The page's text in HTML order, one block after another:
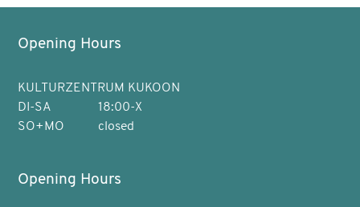
Opening Hours
KULTURZENTRUM KUKOON
DI-SA
18:00-X
SO+MO
closed
Opening Hours